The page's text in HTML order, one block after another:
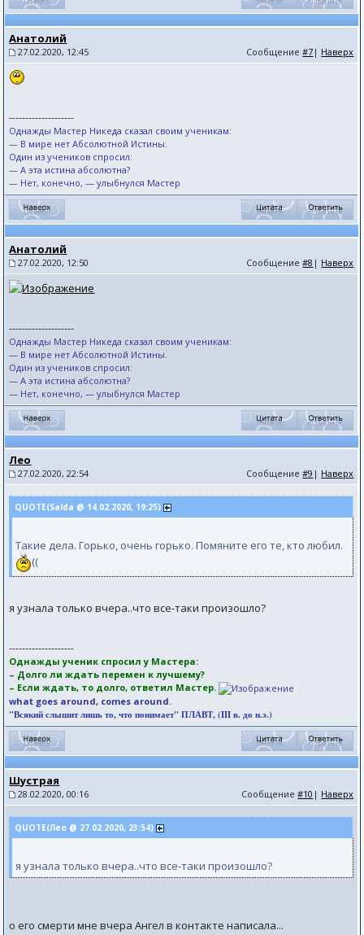
Анатолий
27.02.2020, 12:45 Сообщение#7 | Наверх
--------------------
Однажды Мастер Никеда сказал своим ученикам:
— В мире нет Абсолютной Истины.
Один из учеников спросил:
— А эта истина абсолютна?
— Нет, конечно, — улыбнулся Мастер
Анатолий
27.02.2020, 12:50 Сообщение#8 | Наверх
--------------------
Однажды Мастер Никеда сказал своим ученикам:
— В мире нет Абсолютной Истины.
Один из учеников спросил:
— А эта истина абсолютна?
— Нет, конечно, — улыбнулся Мастер
Лео
27.02.2020, 22:54 Сообщение#9 | Наверх
QUOTE(Salda @ 14.02.2020, 19:25)
Такие дела. Горько, очень горько. Помяните его те, кто любил.
((
я узнала только вчера..что все-таки произошло?
--------------------
Однажды ученик спросил у Мастера:
– Долго ли ждать перемен к лучшему?
– Если ждать, то долго, ответил Мастер.
what goes around, comes around.
"Всякий слышит лишь то, что понимает" ПЛАВТ, (III в. до н.э.)
Шустрая
28.02.2020, 00:16 Сообщение#10 | Наверх
QUOTE(Лео @ 27.02.2020, 23:54)
я узнала только вчера..что все-таки произошло?
о его смерти мне вчера Ангел в контакте написала...